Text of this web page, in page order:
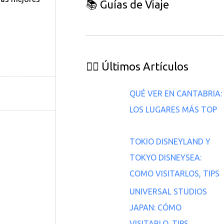
📚 Guías de Viaje
👇🏽 Últimos Artículos
QUÉ VER EN CANTABRIA:
LOS LUGARES MÁS TOP
TOKIO DISNEYLAND Y
TOKYO DISNEYSEA:
COMO VISITARLOS, TIPS
UNIVERSAL STUDIOS
JAPAN: CÓMO